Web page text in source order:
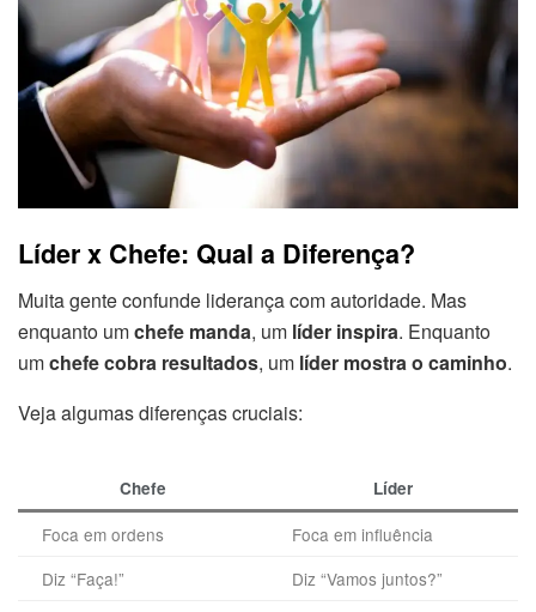
Líder x Chefe: Qual a Diferença?
Muita gente confunde liderança com autoridade. Mas
enquanto umchefe manda, um líder inspira. Enquanto
umchefe cobra resultados, um líder mostra o caminho.
Veja algumas diferenças cruciais:
Chefe Líder
Foca em ordens
Foca em influência
Diz “Faça!”
Diz “Vamos juntos?”